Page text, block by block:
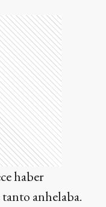
haber
anhelaba.